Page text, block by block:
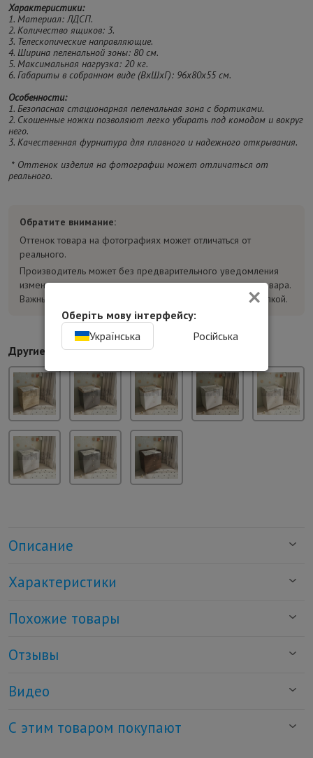
Характеристики:
1. Материал: ЛДСП.
2. Количество ящиков: 3.
3. Телескопические направляющие.
4. Ширина пеленальной зоны: 80 см.
5. Максимальная нагрузка: 20 кг.
6. Габариты в собранном виде (ВхШхГ): 96х80х55 см.
Особенности:
1. Безопасная стационарная пеленальная зона с бортиками.
2. Скошенные ножки позволяют легко убирать под комодом и вокруг
него.
3. Качественная фурнитура для плавного и надежного открывания.
* Оттенок изделия на фотографии может отличаться от
реального.
Обратите внимание:
Оттенок товара на фотографиях может отличаться от
реального.
Производитель может без предварительного уведомления
изменять конструкцию, комплектацию и характеристики товара.
Важные параметры уточняйте у консультанта перед покупкой.
Другие цвета:
Описание
Характеристики
Похожие товары
Отзывы
Видео
С этим товаром покупают
×
Оберіть мову інтерфейсу:
Українська
Російська